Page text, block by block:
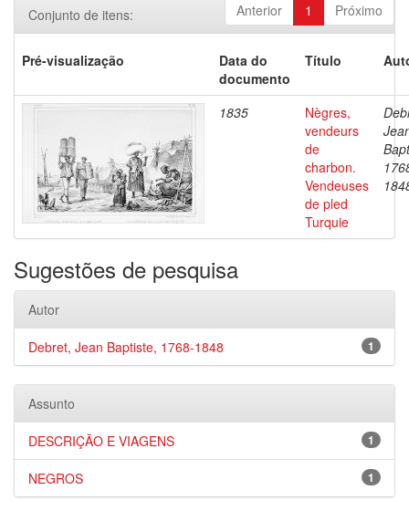
Anterior 1 Próximo
Conjunto de itens:
Pré-visualização
Data do
documento
Título
1835
Nègres,
vendeurs
de
charbon.
Vendeuses
de pled
Turquie
Sugestões de pesquisa
Autor
1
Debret, Jean Baptiste, 1768-1848
Assunto
1
DESCRIÇÃO E VIAGENS
1
NEGROS